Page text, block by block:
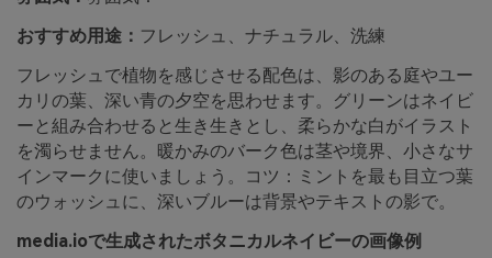
おすすめ用途： フレッシュ、ナチュラル、洗練
フレッシュで植物を感じさせる配色は、影のある庭やユー
カリの葉、深い青の夕空を思わせます。グリーンはネイビ
ーと組み合わせると生き生きとし、柔らかな白がイラスト
を濁らせません。暖かみのバーク色は茎や境界、小さなサ
インマークに使いましょう。コツ：ミントを最も目立つ葉
のウォッシュに、深いブルーは背景やテキストの影で。
media.ioで生成されたボタニカルネイビーの画像例